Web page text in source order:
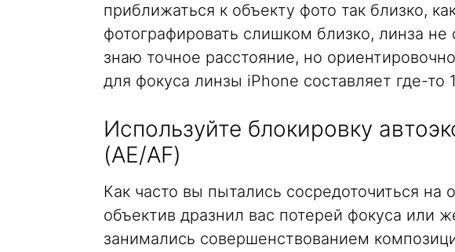
приближаться к объекту фото так близко,
фотографировать слишком близко, линза
знаю точное расстояние, но
для фокуса линзы iPhone составляет где-то
Используйте блокировку
(AE/AF)
Как часто вы пытались сосредоточиться на
объектив дразнил вас потерей фокуса или
занимались совершенствованием